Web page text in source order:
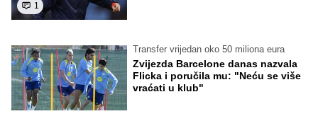
1
Transfer vrijedan oko 50 miliona eura
Zvijezda Barcelone danas nazvala
Flicka i poručila mu: "Neću se više
vraćati u klub"